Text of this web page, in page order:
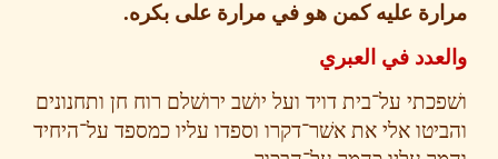
عليه كمن هو في مرارة على بكره.
في العبري
על־בית דויד ועל יושׁב ירושׁלם רוח חן ותחנונים
אלי את אשׁר־דקרו וספדו עליו כמספד על־היחיד